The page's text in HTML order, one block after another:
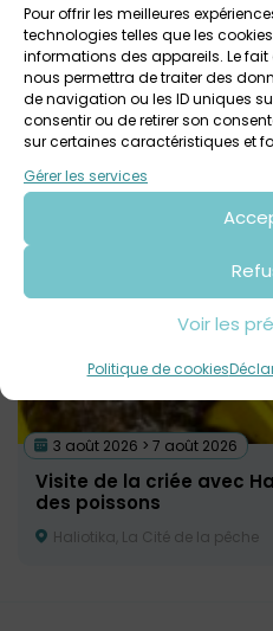
Pour offrir les meilleures
technologies telles que les
informations des appareils. Le
nous permettra de traiter des
de navigation ou les ID uniques
consentir ou de retirer son
sur certaines caractéristiques et
Gérer les services
Voir les
Politique de cookies
Cette visite est très prisée : la
Plus d’infos et accès billetterie
Photo : Olivia Moysan
Autres
3 août 2026 > 7 août 2026
Visite de la criée avec
des poissons
Haliotika, La Cité de la pêche